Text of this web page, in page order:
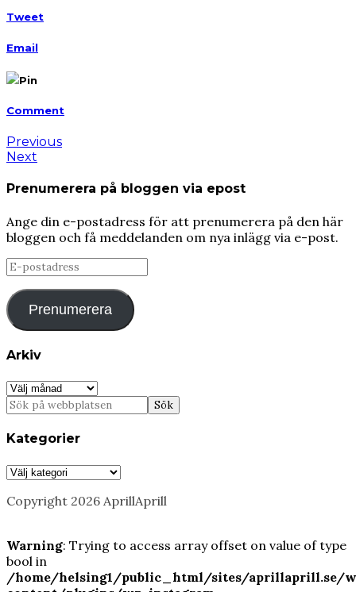
Tweet
Email
Pin
Comment
Previous
Next
Prenumerera på bloggen via epost
Ange din e-postadress för att prenumerera på den här
bloggen och få meddelanden om nya inlägg via e-post.
E-
postadress
Prenumerera
Arkiv
Arkiv
Kategorier
Kategorier
Copyright 2026 AprillAprill
Warning: Trying to access array offset on value of type
bool in
/home/helsing1/public_html/sites/aprillaprill.se/